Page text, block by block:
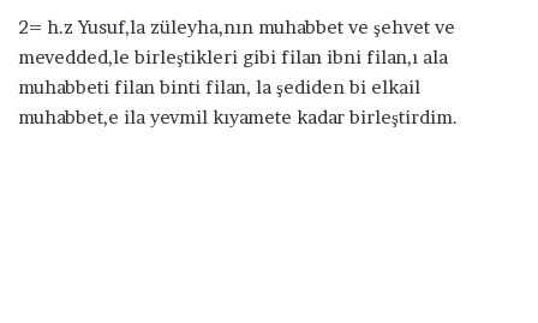
2= h.z Yusuf,la züleyha,nın muhabbet ve şehvet ve
mevedded,le birleştikleri gibi filan ibni filan,ı ala
muhabbeti filan binti filan, la şediden bi elkail
muhabbet,e ila yevmil kıyamete kadar birleştirdim.